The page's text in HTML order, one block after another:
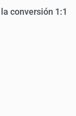
conversión 1:1